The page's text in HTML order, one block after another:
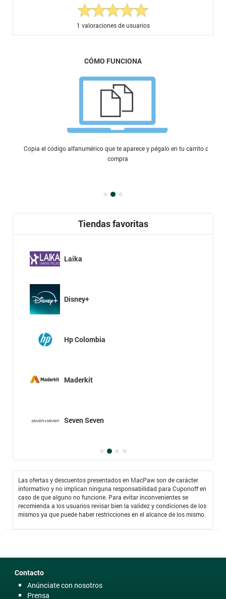
1 valoraciones de usuarios
CÓMO FUNCIONA
Copia el código alfanumérico que te aparece y pégalo en tu carrito de
compra
Tiendas favoritas
Laika
Disney+
Hp Colombia
Maderkit
Seven Seven
Las ofertas y descuentos presentados en MacPaw son de carácter
informativo y no implican ninguna responsabilidad para Cuponoff en
caso de que alguno no funcione. Para evitar inconvenientes se
recomienda a los usuarios revisar bien la validez y condiciones de los
mismos ya que puede haber restricciones en el alcance de los mismo.
Contacto
Anúnciate con nosotros
Prensa